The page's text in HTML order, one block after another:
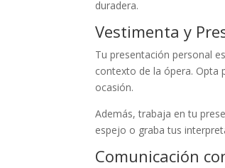
duradera.
Vestimenta y
Tu presentación personal
contexto de la ópera. Opta
ocasión.
Además, trabaja en tu
espejo o graba tus
Comunicación